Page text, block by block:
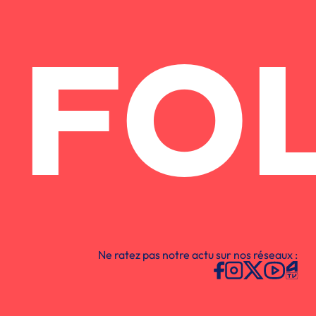
Ne ratez pas notre actu sur nos réseaux :